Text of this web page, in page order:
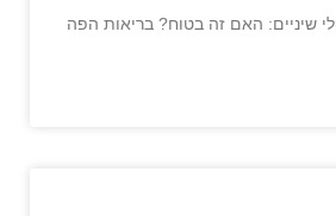
שיניים: האם זה בטוח? בריאות הפה